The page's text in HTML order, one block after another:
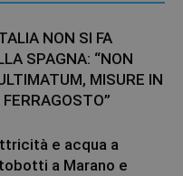
NON SI FA
SPAGNA: “NON
MISURE IN
e acqua a
a Marano e